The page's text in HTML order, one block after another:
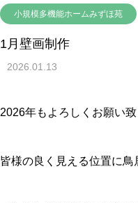
小規模多機能ホームみずほ苑
1月壁画制作
2026.01.13
2026年もよろしくお願い
皆様の良く見える位置に鳥